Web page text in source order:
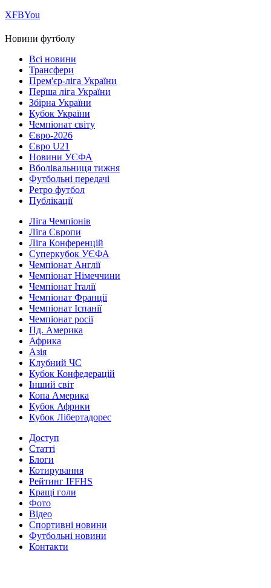
ХFBYou
Новини футболу
Всі новини
Трансфери
Прем'єр-ліга України
Перша ліга України
Збірна України
Кубок України
Чемпіонат світу
Євро-2026
Євро U21
Новини УЄФА
Вболівальниця тижня
Футбольні передачі
Ретро футбол
Публікації
Ліга Чемпіонів
Ліга Європи
Ліга Конференцій
Суперкубок УЄФА
Чемпіонат Англії
Чемпіонат Німеччини
Чемпіонат Італії
Чемпіонат Франції
Чемпіонат Іспанії
Чемпіонат росії
Пд. Америка
Африка
Азія
Клубний ЧС
Кубок Конфедерацій
Інший світ
Копа Америка
Кубок Африки
Кубок Лібертадорес
Доступ
Статті
Блоги
Котирування
Рейтинг IFFHS
Кращі голи
Фото
Відео
Спортивні новини
Футбольні новини
Контакти